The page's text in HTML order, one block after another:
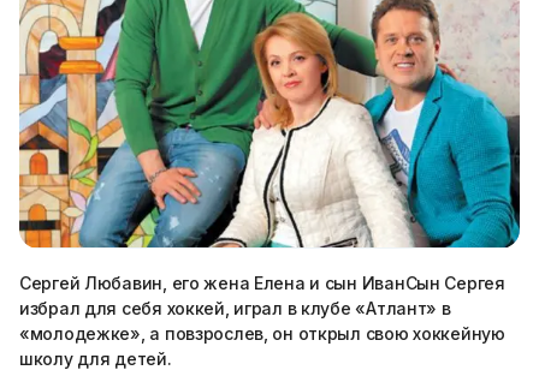
Сергей Любавин, его жена Елена и сын ИванСын Сергея
избрал для себя хоккей, играл в клубе «Атлант» в
«молодежке», а повзрослев, он открыл свою хоккейную
школу для детей.